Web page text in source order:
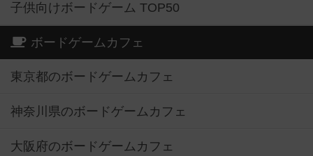
子供向けボードゲーム TOP50
ボードゲームカフェ
東京都のボードゲームカフェ
神奈川県のボードゲームカフェ
大阪府のボードゲームカフェ